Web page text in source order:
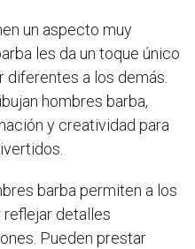
un aspecto muy
les da un toque único
a los demás.
hombres barba,
y creatividad para
barba permiten a los
reflejar detalles
Pueden prestar